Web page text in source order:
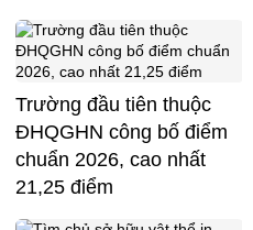
Trường đầu tiên thuộc
ĐHQGHN công bố điểm
chuẩn 2026, cao nhất
21,25 điểm